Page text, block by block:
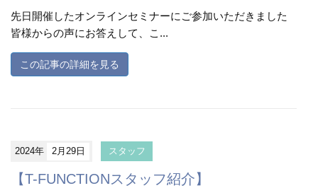
先日開催したオンラインセミナーにご参加いただきました
皆様からの声にお答えして、こ...
この記事の詳細を見る
2024年 2月29日 スタッフ
【T-FUNCTIONスタッフ紹介】